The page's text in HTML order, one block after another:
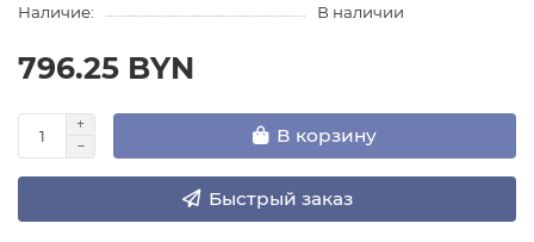
Наличие:
В наличии
796.25 BYN
В корзину
Быстрый заказ